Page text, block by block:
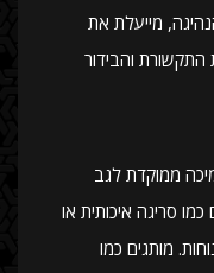
מייעלת את
התקשורת והבידור
ממוקדת לגב
סריגה איכותית או
מותגים כמו